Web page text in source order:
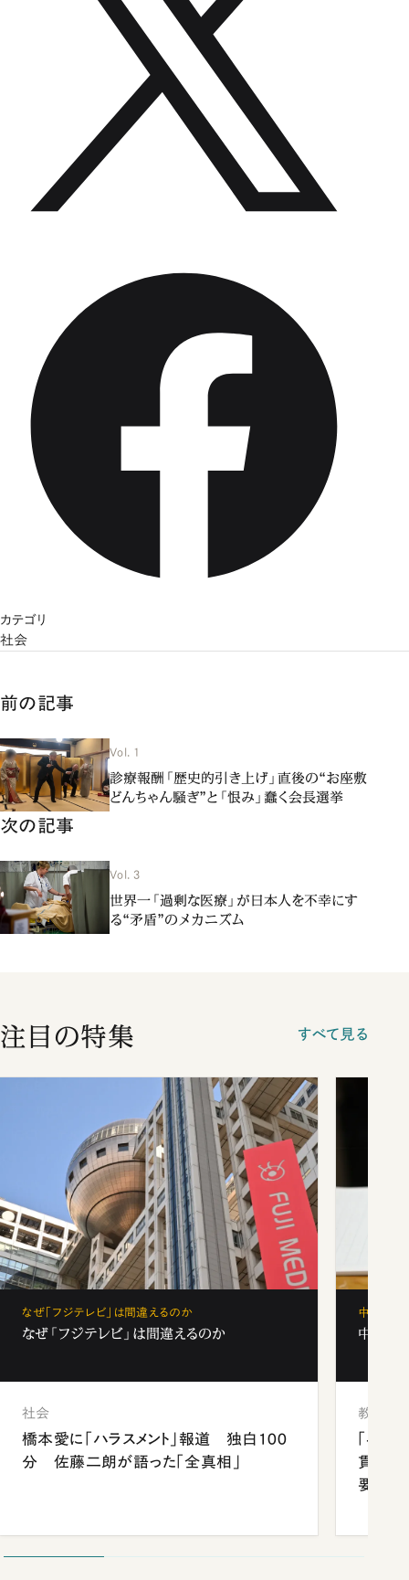
カテゴリ
社会
前の記事
Vol. 1
診療報酬「歴史的引き上げ」直後の“お座敷
どんちゃん騒ぎ”と「恨み」蠢く会長選挙
次の記事
Vol. 3
世界一「過剰な医療」が日本人を不幸にす
る“矛盾”のメカニズム
注目の特集 すべて見る
なぜ「フジテレビ」は間違えるのか
なぜ「フジテレビ」は間違えるのか
社会
橋本愛に「ハラスメント」報道 独白100
分 佐藤二朗が語った「全真相」
中学受験
中学受
教育
「早
貫校へ
要だっ